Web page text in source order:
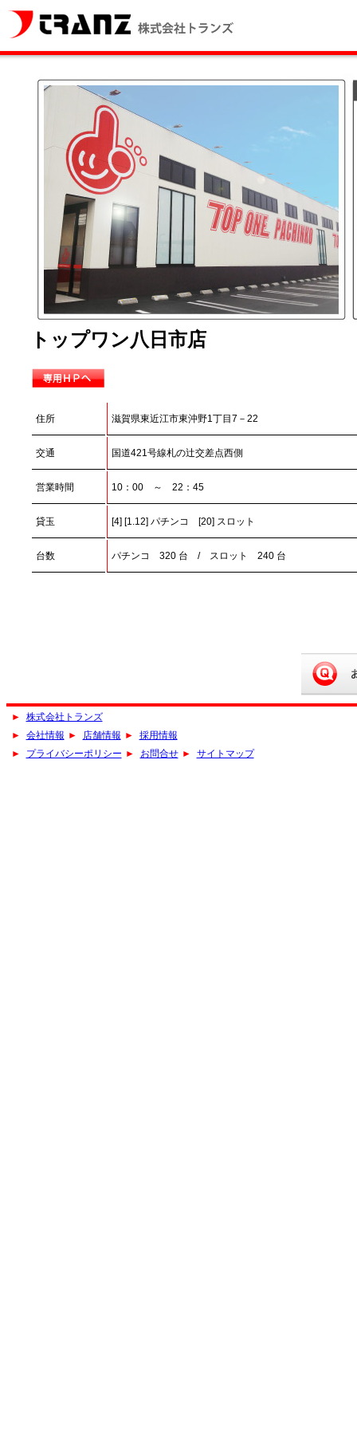
トップワン八日市店
住所 滋賀県東近江市東沖野1丁目7－22
交通 国道421号線札の辻交差点西側
営業時間 10：00 ～ 22：45
貸玉 [4] [1.12] パチンコ [20] スロット
台数 パチンコ 320 台 / スロット 240 台
►
株式会社トランズ
►
会社情報 ► 店舗情報 ►
採用情報
►
プライバシーポリシー ► お問合せ ► サイトマップ